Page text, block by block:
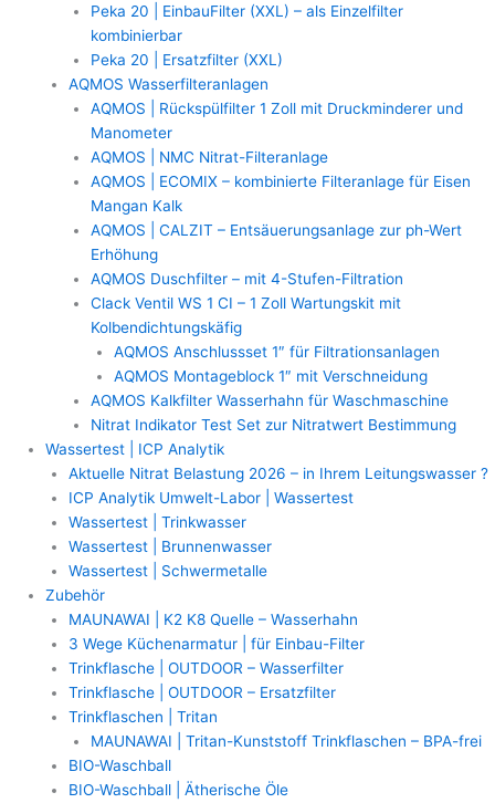
Peka 20 | EinbauFilter (XXL) – als Einzelfilter
kombinierbar
Peka 20 | Ersatzfilter (XXL)
AQMOS Wasserfilteranlagen
AQMOS | Rückspülfilter 1 Zoll mit Druckminderer und
Manometer
AQMOS | NMC Nitrat-Filteranlage
AQMOS | ECOMIX – kombinierte Filteranlage für Eisen
Mangan Kalk
AQMOS | CALZIT – Entsäuerungsanlage zur ph-Wert
Erhöhung
AQMOS Duschfilter – mit 4-Stufen-Filtration
Clack Ventil WS 1 CI – 1 Zoll Wartungskit mit
Kolbendichtungskäfig
AQMOS Anschlussset 1″ für Filtrationsanlagen
AQMOS Montageblock 1″ mit Verschneidung
AQMOS Kalkfilter Wasserhahn für Waschmaschine
Nitrat Indikator Test Set zur Nitratwert Bestimmung
Wassertest | ICP Analytik
Aktuelle Nitrat Belastung 2026 – in Ihrem Leitungswasser ?
ICP Analytik Umwelt-Labor | Wassertest
Wassertest | Trinkwasser
Wassertest | Brunnenwasser
Wassertest | Schwermetalle
Zubehör
MAUNAWAI | K2 K8 Quelle – Wasserhahn
3 Wege Küchenarmatur | für Einbau-Filter
Trinkflasche | OUTDOOR – Wasserfilter
Trinkflasche | OUTDOOR – Ersatzfilter
Trinkflaschen | Tritan
MAUNAWAI | Tritan-Kunststoff Trinkflaschen – BPA-frei
BIO-Waschball
BIO-Waschball | Ätherische Öle